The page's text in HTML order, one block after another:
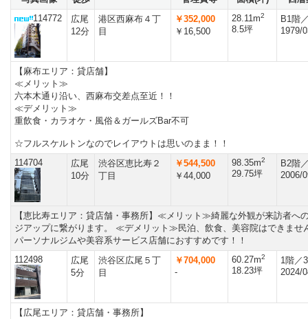
114772
広尾
12分
港区西麻布４丁
目
￥352,000
￥16,500
28.11m2
8.5坪
B1階
1979/
【麻布エリア：貸店舗】
≪メリット≫
六本木通り沿い、西麻布交差点至近！！
≪デメリット≫
重飲食・カラオケ・風俗＆ガールズBar不可
☆フルスケルトンなのでレイアウトは思いのまま！！
114704
広尾
10分
渋谷区恵比寿２
丁目
￥544,500
￥44,000
98.35m2
29.75坪
B2階
2006/
【恵比寿エリア：貸店舗・事務所】≪メリット≫綺麗な外観が来訪者へ
ジアップに繋がります。 ≪デメリット≫民泊、飲食、美容院はできま
パーソナルジムや美容系サービス店舗におすすめです！！
112498
広尾
5分
渋谷区広尾５丁
目
￥704,000
-
60.27m2
18.23坪
1階／
2024/
【広尾エリア：貸店舗・事務所】